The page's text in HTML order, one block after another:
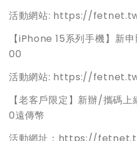
活動網站: https://
【iPhone 15系列手機】新
00
活動網站: https://
【老客戶限定】新辦/攜碼
0遠傳幣